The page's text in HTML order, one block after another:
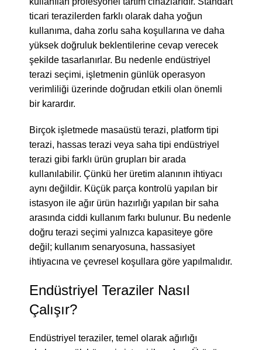
ticari terazilerden farklı olarak daha yoğun
kullanıma, daha zorlu saha koşullarına ve daha
yüksek doğruluk beklentilerine cevap verecek
şekilde tasarlanırlar. Bu nedenle endüstriyel
terazi seçimi, işletmenin günlük operasyon
verimliliği üzerinde doğrudan etkili olan önemli
bir karardır.
Birçok işletmede masaüstü terazi, platform tipi
terazi, hassas terazi veya saha tipi endüstriyel
terazi gibi farklı ürün grupları bir arada
kullanılabilir. Çünkü her üretim alanının ihtiyacı
aynı değildir. Küçük parça kontrolü yapılan bir
istasyon ile ağır ürün hazırlığı yapılan bir saha
arasında ciddi kullanım farkı bulunur. Bu nedenle
doğru terazi seçimi yalnızca kapasiteye göre
değil; kullanım senaryosuna, hassasiyet
ihtiyacına ve çevresel koşullara göre yapılmalıdır.
Endüstriyel Teraziler Nasıl
Çalışır?
Endüstriyel teraziler, temel olarak ağırlığı